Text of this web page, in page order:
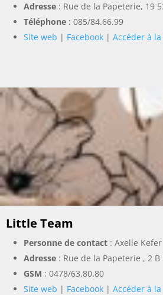
Adresse : Rue de la Papeterie, 19
Téléphone : 085/84.66.99
Site web | Facebook | Accéder à
Little Team
Personne de contact : Axelle Kefer
Adresse : Rue de la Papeterie , 2
GSM : 0478/63.80.80
Site web | Facebook | Accéder à